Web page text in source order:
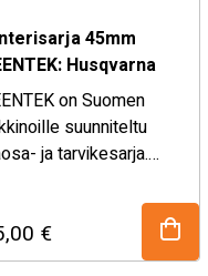
45mm
Husqvarna
254
on Suomen
suunniteltu
ja tarvikesarja.
hintaiset
ja tarvikkeet
€